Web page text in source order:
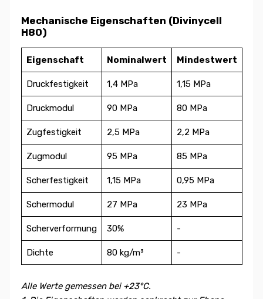
Mechanische Eigenschaften (Divinycell
H80)
Eigenschaft Nominalwert Mindestwert
Druckfestigkeit 1,4 MPa 1,15 MPa
Druckmodul 90 MPa 80 MPa
Zugfestigkeit 2,5 MPa 2,2 MPa
Zugmodul 95 MPa 85 MPa
Scherfestigkeit 1,15 MPa 0,95 MPa
Schermodul 27 MPa 23 MPa
Scherverformung 30% -
Dichte 80 kg/m³ -
Alle Werte gemessen bei +23°C.